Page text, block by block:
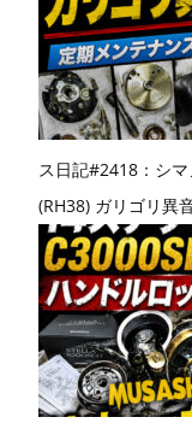
ス日記#2418：シ
(RH38) ガリゴリ異